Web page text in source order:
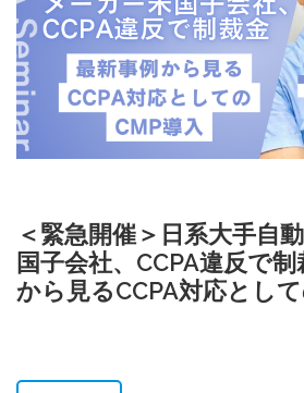
＜緊急開催＞日系大手自
国子会社、CCPA違反で
から見るCCPA対応とし